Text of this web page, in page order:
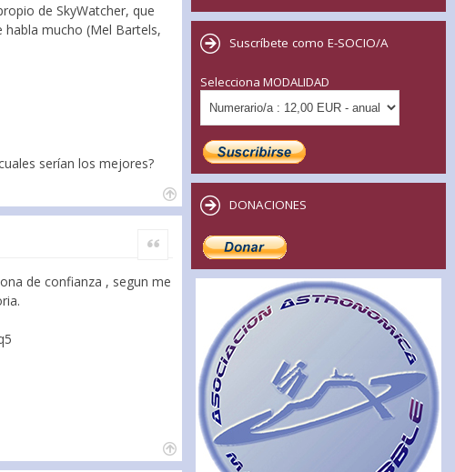
de SkyWatcher, que
mucho (Mel Bartels,
serían los mejores?
Citar
de confianza , segun me
Suscríbete como E-SOCIO/A
Selecciona MODALIDAD
DONACIONES